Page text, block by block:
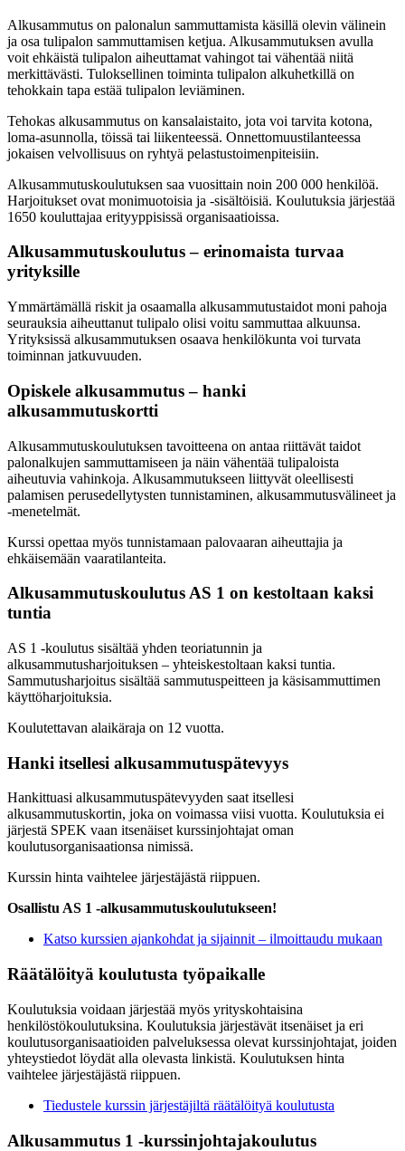
Alkusammutus on palonalun sammuttamista käsillä olevin välinein
ja osa tulipalon sammuttamisen ketjua. Alkusammutuksen avulla
voit ehkäistä tulipalon aiheuttamat vahingot tai vähentää niitä
merkittävästi. Tuloksellinen toiminta tulipalon alkuhetkillä on
tehokkain tapa estää tulipalon leviäminen.
Tehokas alkusammutus on kansalaistaito, jota voi tarvita kotona,
loma-asunnolla, töissä tai liikenteessä. Onnettomuustilanteessa
jokaisen velvollisuus on ryhtyä pelastustoimenpiteisiin.
Alkusammutuskoulutuksen saa vuosittain noin 200 000 henkilöä.
Harjoitukset ovat monimuotoisia ja -sisältöisiä. Koulutuksia järjestää
1650 kouluttajaa erityyppisissä organisaatioissa.
Alkusammutuskoulutus – erinomaista turvaa
yrityksille
Ymmärtämällä riskit ja osaamalla alkusammutustaidot moni pahoja
seurauksia aiheuttanut tulipalo olisi voitu sammuttaa alkuunsa.
Yrityksissä alkusammutuksen osaava henkilökunta voi turvata
toiminnan jatkuvuuden.
Opiskele alkusammutus – hanki
alkusammutuskortti
Alkusammutuskoulutuksen tavoitteena on antaa riittävät taidot
palonalkujen sammuttamiseen ja näin vähentää tulipaloista
aiheutuvia vahinkoja. Alkusammutukseen liittyvät oleellisesti
palamisen perusedellytysten tunnistaminen, alkusammutusvälineet ja
-menetelmät.
Kurssi opettaa myös tunnistamaan palovaaran aiheuttajia ja
ehkäisemään vaaratilanteita.
Alkusammutuskoulutus AS 1 on kestoltaan kaksi
tuntia
AS 1 -koulutus sisältää yhden teoriatunnin ja
alkusammutusharjoituksen – yhteiskestoltaan kaksi tuntia.
Sammutusharjoitus sisältää sammutuspeitteen ja käsisammuttimen
käyttöharjoituksia.
Koulutettavan alaikäraja on 12 vuotta.
Hanki itsellesi alkusammutuspätevyys
Hankittuasi alkusammutuspätevyyden saat itsellesi
alkusammutuskortin, joka on voimassa viisi vuotta. Koulutuksia ei
järjestä SPEK vaan itsenäiset kurssinjohtajat oman
koulutusorganisaationsa nimissä.
Kurssin hinta vaihtelee järjestäjästä riippuen.
Osallistu AS 1 -alkusammutuskoulutukseen!
Katso kurssien ajankohdat ja sijainnit – ilmoittaudu mukaan
Räätälöityä koulutusta työpaikalle
Koulutuksia voidaan järjestää myös yrityskohtaisina
henkilöstökoulutuksina. Koulutuksia järjestävät itsenäiset ja eri
koulutusorganisaatioiden palveluksessa olevat kurssinjohtajat, joiden
yhteystiedot löydät alla olevasta linkistä. Koulutuksen hinta
vaihtelee järjestäjästä riippuen.
Tiedustele kurssin järjestäjiltä räätälöityä koulutusta
Alkusammutus 1 -kurssinjohtajakoulutus